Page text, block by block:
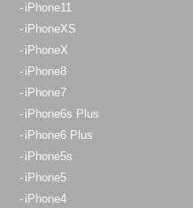
10:00～19:00
定休日： 水曜日・木曜日
04-2933-9120
iPhone11
iPhoneXS
iPhoneX
iPhone8
iPhone7
iPhone6s Plus
iPhone6 Plus
iPhone5s
iPhone5
iPhone4